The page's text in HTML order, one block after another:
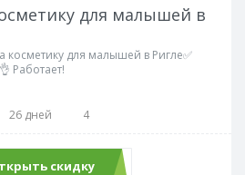
для малышей в
косметику для малышей в Ригле✅
Работает!
26 дней 4
скидку